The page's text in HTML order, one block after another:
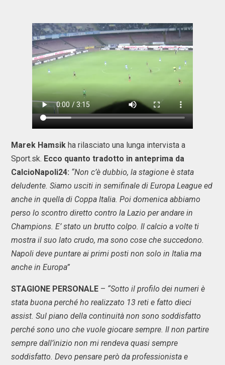
Marek Hamsik ha rilasciato una lunga intervista a
Sport.sk. Ecco quanto tradotto in anteprima da
CalcioNapoli24: “Non c’è dubbio, la stagione è stata
deludente. Siamo usciti in semifinale di Europa League ed
anche in quella di Coppa Italia. Poi domenica abbiamo
perso lo scontro diretto contro la Lazio per andare in
Champions. E’ stato un brutto colpo. Il calcio a volte ti
mostra il suo lato crudo, ma sono cose che succedono.
Napoli deve puntare ai primi posti non solo in Italia ma
anche in Europa”
STAGIONE PERSONALE – “Sotto il profilo dei numeri è
stata buona perché ho realizzato 13 reti e fatto dieci
assist. Sul piano della continuità non sono soddisfatto
perché sono uno che vuole giocare sempre. Il non partire
sempre dall’inizio non mi rendeva quasi sempre
soddisfatto. Devo pensare però da professionista e